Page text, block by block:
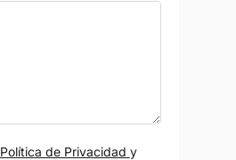
Política de Privacidad y